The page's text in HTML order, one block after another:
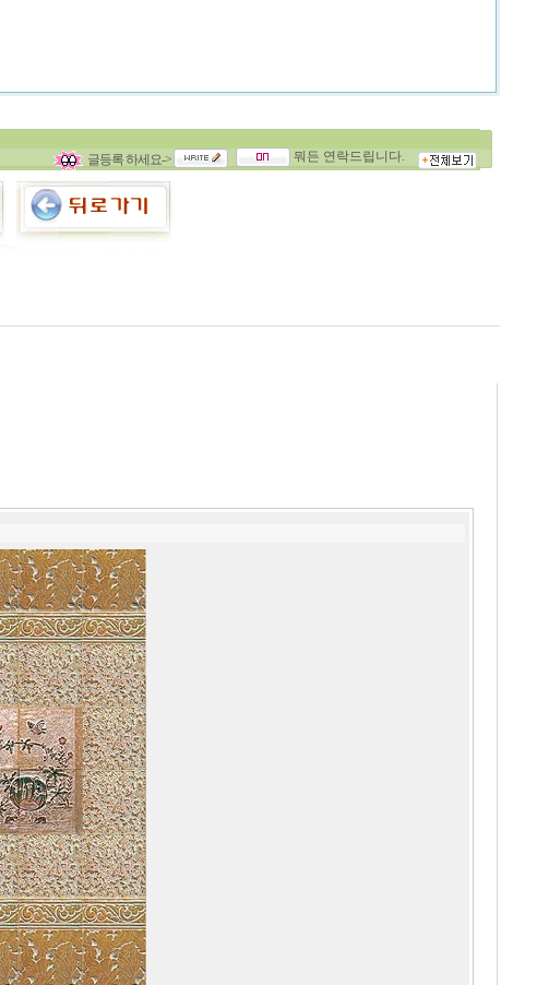
글등록 하세요->
뭐든 연락드립니다.